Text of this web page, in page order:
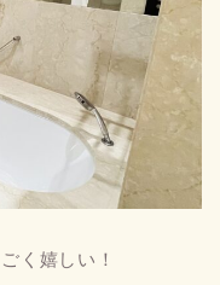
く嬉しい！